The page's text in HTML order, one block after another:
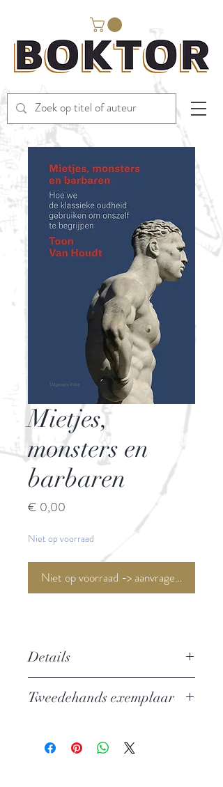
Mietjes,
monsters en
barbaren
€ 0,00
Niet op voorraad
Niet op voorraad -> aanvragen <-
Details
gebruiken om onszelf te begrijpen
ISBN: 9789463100281
Tweedehands exemplaar